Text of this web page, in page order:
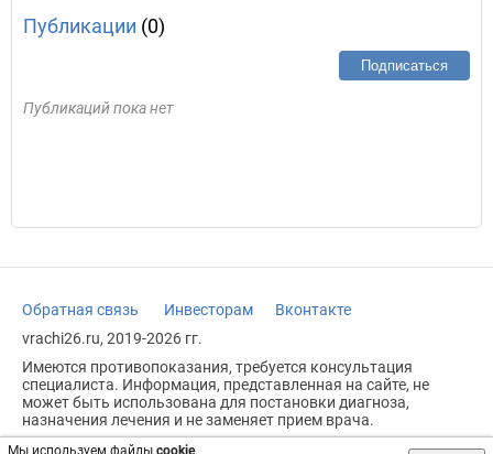
Мы используем файлы cookie.
Публикации (0)
Подписаться
Публикаций пока нет
Обратная связь Инвесторам
Вконтакте
vrachi26.ru, 2019-2026 гг.
Имеются противопоказания, требуется консультация
специалиста. Информация, представленная на сайте, не
может быть использована для постановки диагноза,
назначения лечения и не заменяет прием врача.
Возрастное ограничение: 18+